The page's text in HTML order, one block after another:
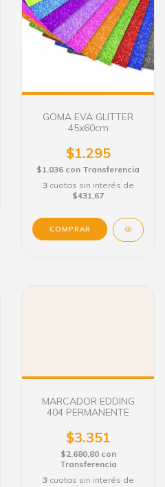
GOMA EVA GLITTER
45x60cm
$1.295
$1.036 con Transferencia
3 cuotas sin interés de
$431,67
COMPRAR
MARCADOR EDDING
404 PERMANENTE
$3.351
$2.680,80 con
Transferencia
3 cuotas sin interés de